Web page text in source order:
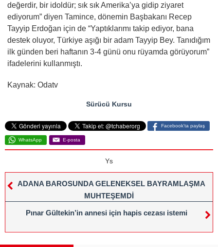
değerdir, bir idoldür; sık sık Amerika’ya gidip ziyaret
ediyorum” diyen Tamince, dönemin Başbakanı Recep
Tayyip Erdoğan için de “Yaptıklarımı takip ediyor, bana
destek oluyor, Türkiye aşığı bir adam Tayyip Bey. Tanıdığım
ilk günden beri haftanın 3-4 günü onu rüyamda görüyorum”
ifadelerini kullanmıştı.
Kaynak: Odatv
Sürücü Kursu
Facebook'ta paylaş
WhatsApp E-posta
Ys
ADANA BAROSUNDA GELENEKSEL BAYRAMLAŞMA
MUHTEŞEMDİ
Pınar Gültekin’in annesi için hapis cezası istemi